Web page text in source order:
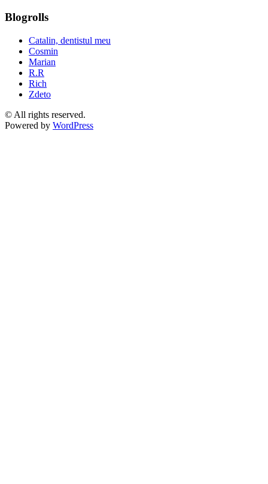
Blogrolls
Catalin, dentistul meu
Cosmin
Marian
R.R
Rich
Zdeto
© All rights reserved.
Powered by WordPress